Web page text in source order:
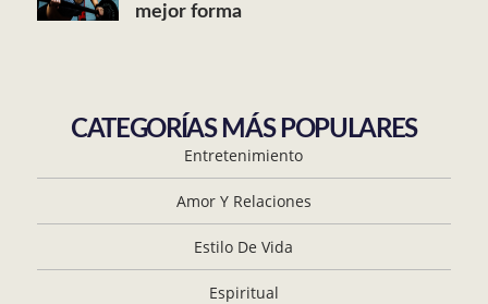
mejor forma
CATEGORÍAS MÁS POPULARES
Entretenimiento
Amor Y Relaciones
Estilo De Vida
Espiritual